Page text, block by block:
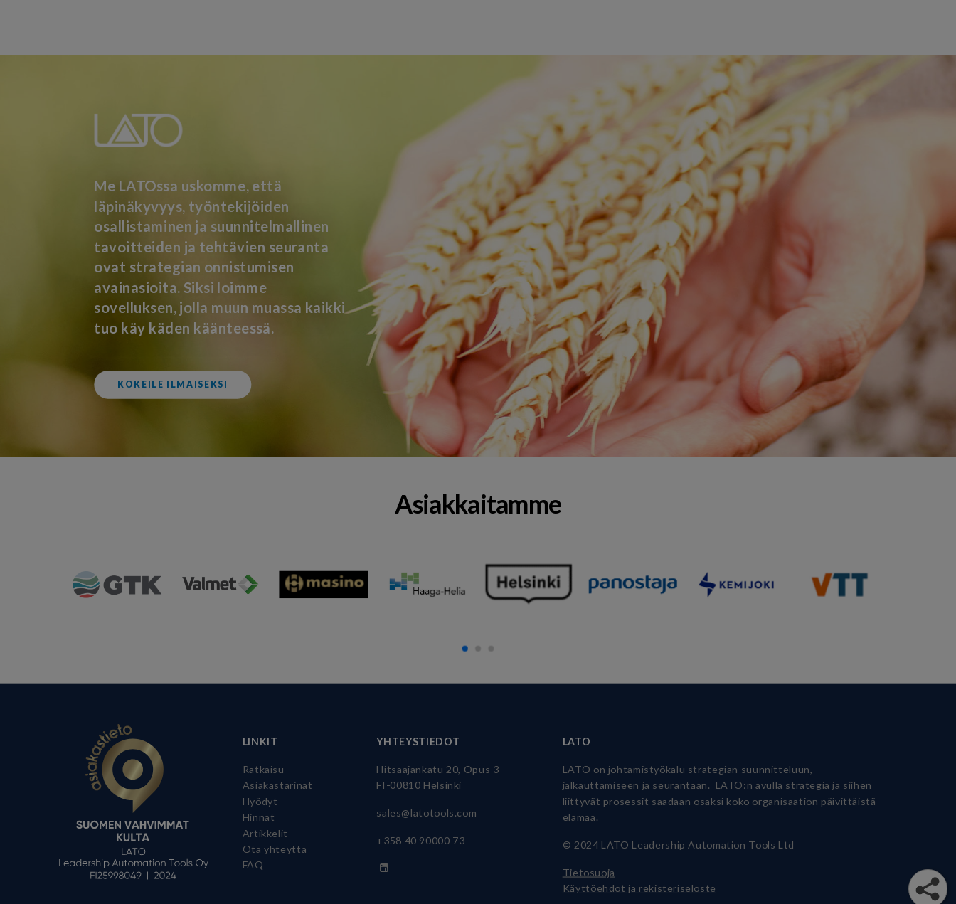
Me LATOssa uskomme, että
läpinäkyvyys, työntekijöiden
osallistaminen ja suunnitelmallinen
tavoitteiden ja tehtävien seuranta
ovat strategian onnistumisen
avainasioita. Siksi loimme
sovelluksen, jolla muun muassa kaikki
tuo käy käden käänteessä.
KOKEILE ILMAISEKSI
Asiakkaitamme
LINKIT
Ratkaisu
Asiakastarinat
Hyödyt
Hinnat
Artikkelit
Ota yhteyttä
FAQ
YHTEYSTIEDOT
Hitsaajankatu 20, Opus 3
FI-00810 Helsinki
sales@latotools.com
+358 40 90000 73
LATO
LATO on johtamistyökalu strategian suunnitteluun,
jalkauttamiseen ja seurantaan. LATO:n avulla strategia ja siihen
liittyvät prosessit saadaan osaksi koko organisaation päivittäistä
elämää.
© 2024 LATO Leadership Automation Tools Ltd
Tietosuoja
Käyttöehdot ja rekisteriseloste